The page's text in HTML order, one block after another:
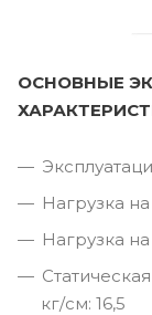
ОСНОВНЫЕ
Нагрузка
Нагрузка
кг/см: 16,5